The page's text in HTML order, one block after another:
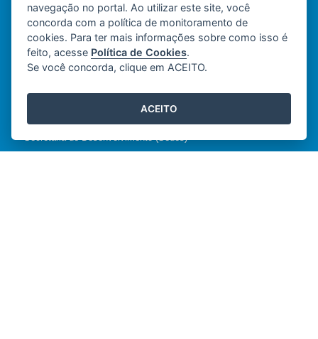
navegação no portal. Ao utilizar este site, você
concorda com a política de monitoramento de
cookies. Para ter mais informações sobre como isso é
feito, acesse Política de Cookies.
Se você concorda, clique em ACEITO.
ACEITO